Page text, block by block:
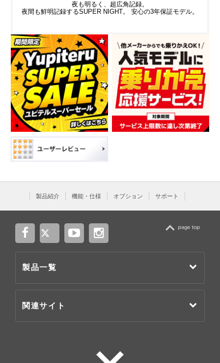
夜も明るく、超広角記録。
夜間も鮮明記録するSUPER NIGHT。 安心の3年保証モデル。
製品紹介 機能・仕様 オプション サポート
製品一覧
関連サイト